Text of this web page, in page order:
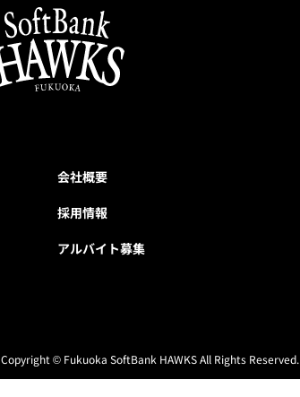
会社概要
採用情報
アルバイト募集
Copyright © Fukuoka SoftBank HAWKS All Rights Reserved.